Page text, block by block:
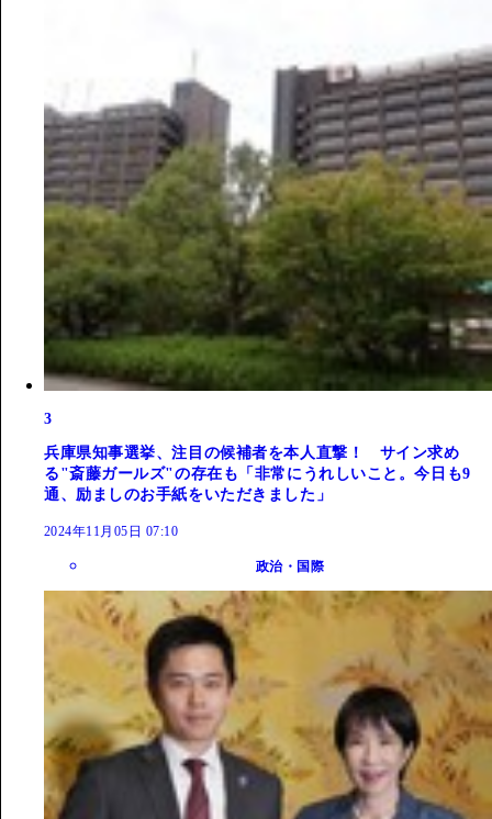
3
兵庫県知事選挙、注目の候補者を本人直撃！ サイン求め
る"斎藤ガールズ"の存在も「非常にうれしいこと。今日も9
通、励ましのお手紙をいただきました」
2024年11月05日 07:10
政治・国際